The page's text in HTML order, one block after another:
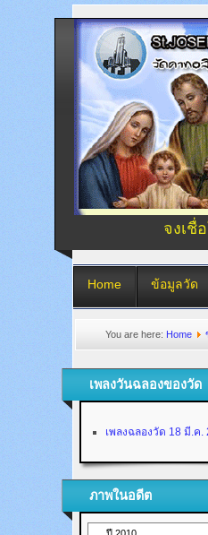
จงเชื่
Home ข้อมูลวัด
You are here:Home
เพลงวันฉลองของวัด
เพลงฉลองวัด 18 มี.ค.
ภาพในอดีต